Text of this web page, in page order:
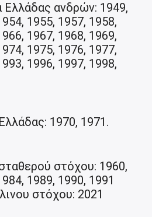
ανδρών: 1949,
1955, 1957, 1958,
1967, 1968, 1969,
1975, 1976, 1977,
1996, 1997, 1998,
1970, 1971.
στόχου: 1960,
1989, 1990, 1991
στόχου: 2021